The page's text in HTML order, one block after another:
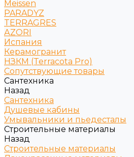
Meissen
PARADYZ
TERRAGRES
АZORI
Испания
Керамогранит
НЗКМ (Terracota Pro)
Сопутствующие товары
Сантехника
Назад
Сантехника
Душевые кабины
Умывальники и пьедесталы
Строительные материалы
Назад
Строительные материалы